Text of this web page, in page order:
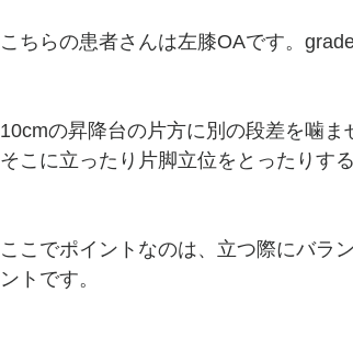
こちらの患者さんは左膝OAです。
10cmの昇降台の片方に別の段差を噛ま
そこに立ったり片脚立位をとったりす
ここでポイントなのは、立つ際にバラ
ントです。